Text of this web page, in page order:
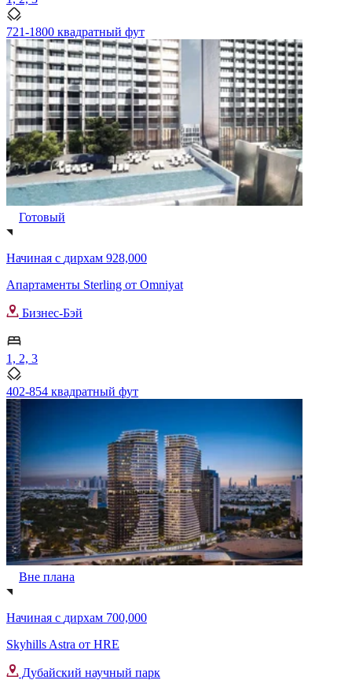
721-1800 квадратный фут
Готовый
Начиная с дирхам 928,000
Апартаменты Sterling от Omniyat
Бизнес-Бэй
1, 2, 3
402-854 квадратный фут
Вне плана
Начиная с дирхам 700,000
Skyhills Astra от HRE
Дубайский научный парк